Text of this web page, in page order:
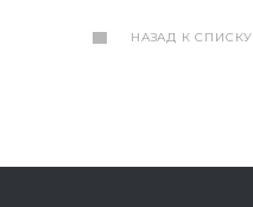
НАЗАД К СПИСКУ